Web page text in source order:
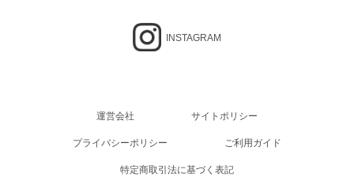
INSTAGRAM
運営会社 サイトポリシー
プライバシーポリシー ご利用ガイド
特定商取引法に基づく表記